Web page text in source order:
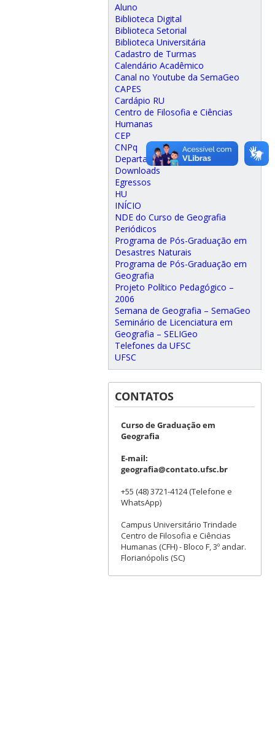
Aluno
Biblioteca Digital
Biblioteca Setorial
Biblioteca Universitária
Cadastro de Turmas
Calendário Acadêmico
Canal no Youtube da SemaGeo
CAPES
Cardápio RU
Centro de Filosofia e Ciências
Humanas
CEP
CNPq
Departamento de Geociências
Downloads
Egressos
HU
INÍCIO
NDE do Curso de Geografia
Periódicos
Programa de Pós-Graduação em
Desastres Naturais
Programa de Pós-Graduação em
Geografia
Projeto Político Pedagógico –
2006
Semana de Geografia – SemaGeo
Seminário de Licenciatura em
Geografia – SELIGeo
Telefones da UFSC
UFSC
CONTATOS
Curso de Graduação em
Geografia
E-mail:
geografia@contato.ufsc.br
+55 (48) 3721-4124 (Telefone e
WhatsApp)
Campus Universitário Trindade
Centro de Filosofia e Ciências
Humanas (CFH) - Bloco F, 3º andar.
Florianópolis (SC)